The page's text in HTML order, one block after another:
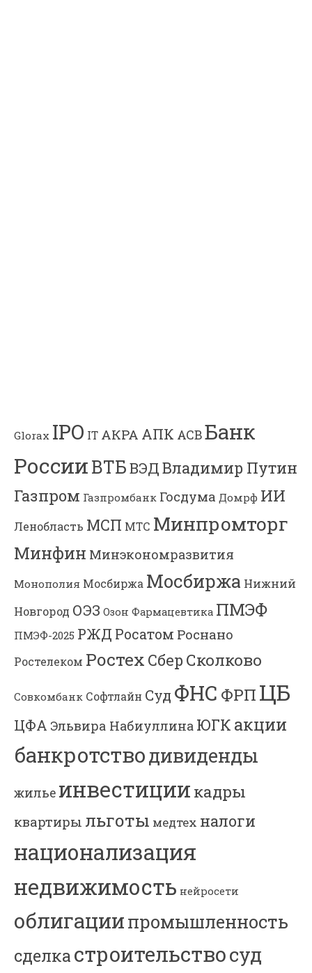
Glorax IPO IT АКРА АПК АСВБанк
РоссииВТБВЭДВладимир Путин
Газпром Газпромбанк Госдума Домрф ИИ
Ленобласть МСП МТС Минпромторг
Минфин Минэкономразвития
Монополия Мосбиржа Мосбиржа Нижний
Новгород ОЭЗ Озон Фармацевтика ПМЭФ
ПМЭФ-2025 РЖД Росатом Роснано
Ростелеком Ростех Сбер Сколково
Совкомбанк Софтлайн Суд ФНС ФРП ЦБ
ЦФА Эльвира Набиуллина ЮГК акции
банкротстводивиденды
жилье инвестиции кадры
квартиры льготы медтех налоги
национализация
недвижимость нейросети
облигациипромышленность
сделкастроительствосуд